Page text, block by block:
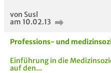
von Susl
am 10.02.13
Professions- und
Einführung in die
auf den...